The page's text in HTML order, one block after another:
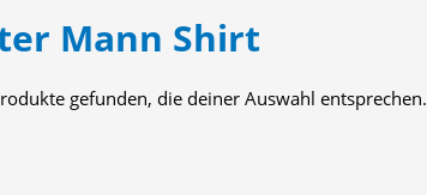
Mann Shirt
gefunden, die deiner Auswahl entsprechen.